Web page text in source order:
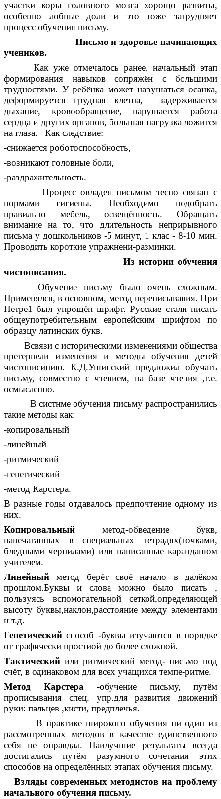
участки коры головного мозга хорощо развиты,
особенно лобные доли и это тоже затрудняет
процесс обучения письму.
Письмо и здоровье начинающих
учеников.
Как уже отмечалось ранее, начальный этап
формирования навыков сопряжён с большими
трудностями. У ребёнка может нарушаться осанка,
деформируется грудная клетна, задерживается
дыхание, кровообращение, нарушается работа
сердца и других органов, большая нагрузка ложится
на глаза. Как следствие:
-снижается роботоспособность,
-возникают головные боли,
-раздражительность.
Процесс овладея письмом тесно связан с
нормами гигиены. Необходимо подобрать
правильно мебель, освещённость. Обращать
внимание на то, что длительность неприрывного
письма у дошкольников -5 минут, 1 клас - 8-10 мин.
Проводить короткие упражнени-разминки.
Из истории обучения
чистописания.
Обучение письму было очень сложным.
Применялся, в основном, метод переписывания. При
Петре1 был упрощён шрифт. Русские стали писать
общеупотребительным европейским шрифтом по
образцу латинских букв.
Всвязи с историческими изменениями общества
претерпели изменения и методы обучения детей
чистописинию. К.Д.Ушинский предложил обучать
письму, совместно с чтением, на базе чтения ,т.е.
осмысленно.
В систнме обучения письму распространились
такие методы как:
-копировальный
-линейный
-ритмический
-генетический
-метод Карстера.
В разные годы отдавалось предпочтение одному из
них.
Копировальный метод-обведение букв,
напечатанных в специальных тетрадях(точками,
бледными чернилами) или написанные карандашом
учителем.
Линейный метод берёт своё начало в далёком
прошлом.Буквы и слова можно было писать ,
пользуясь вспомогательной сеткой,определяющей
высоту буквы,наклон,расстояние между элементами
и т.д.
Генетический способ -буквы изучаются в порядке
от графически простиой до более сложной.
Тактический или ритмический метод- письмо под
счёт, в одинаковом для всех учащихся темпе-ритме.
Метод Карстера-обучение письму, путём
прописывания спец. упр.для развития движений
руки: пальцев ,кисти, предплечья.
В практике широкого обучения ни один из
рассмотренных методов в качестве единственного
себя не оправдал. Наилучшие результаты всегда
достигались путём разумного сочетания этих
способов на определённых этапах обучения письму.
Взляды современных методистов на проблему
начального обучения письму.